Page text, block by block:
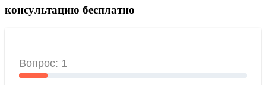
консультацию бесплатно